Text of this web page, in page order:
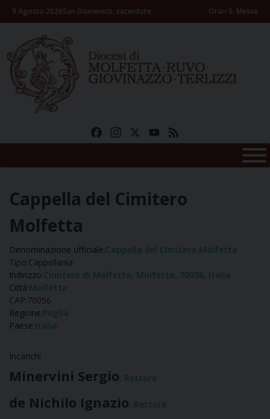
Skip9 Agosto 2026San Domenico, sacerdote Orari S. Messe
FacebookInstagramYouTube
Cappella del Cimitero
Molfetta
Denominazione ufficiale:Cappella del Cimitero Molfetta
Tipo:Cappellania
Indirizzo:Cimitero di Molfetta, Molfetta, 70056, Italia
Città:Molfetta
CAP:70056
Regione:Puglia
Paese:Italia
Incarichi
Minervini Sergio: Rettore
de Nichilo Ignazio: Rettore